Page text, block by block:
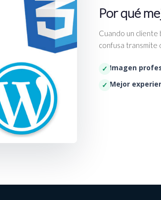
Por qué
Cuando un cliente
confusa transmite
Imagen
Mejor